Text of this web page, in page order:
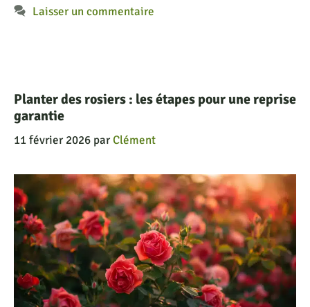
Planter des rosiers : les étapes pour une reprise
garantie
11 février 2026 parClément
Laisser un commentaire